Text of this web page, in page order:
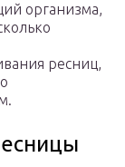
организма,
ресниц,